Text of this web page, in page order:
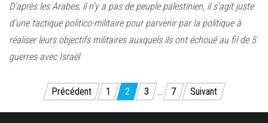
D’après les Arabes, il n’y a pas de peuple palestinien, il s’agit juste
d’une tactique politico-militaire pour parvenir par la politique à
réaliser leurs objectifs militaires auxquels ils ont échoué au fil de 5
guerres avec Israël
Pagination
des
Précédent 1 2 3 … 7 Suivant